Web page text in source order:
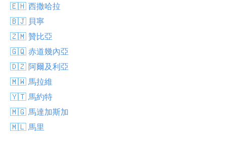
🇪🇭 西撒哈拉
🇧🇯 貝寧
🇿🇲 贊比亞
🇬🇶 赤道幾內亞
🇩🇿 阿爾及利亞
🇲🇼 馬拉維
🇾🇹 馬約特
🇲🇬 馬達加斯加
🇲🇱 馬里